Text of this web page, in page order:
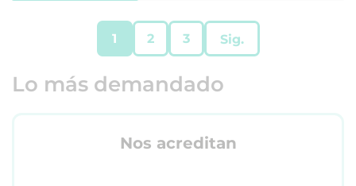
1 2 3 Sig.
Lo más demandado
Nos acreditan